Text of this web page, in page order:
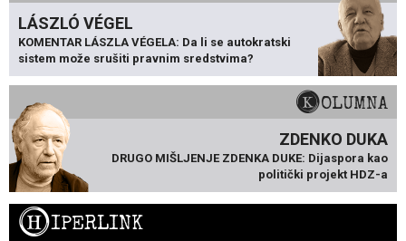
LÁSZLÓ VÉGEL
KOMENTAR LÁSZLA VÉGELA: Da li se autokratski
sistem može srušiti pravnim sredstvima?
KOLUMNA
ZDENKO DUKA
DRUGO MIŠLJENJE ZDENKA DUKE: Dijaspora kao
politički projekt HDZ-a
HIPERLINK